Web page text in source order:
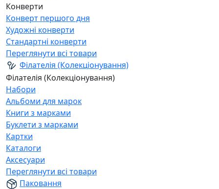
Конверти
Конверт першого дня
Художні конверти
Стандартні конверти
Переглянути всі товари
Філателія (Колекціонування)
Філателія (Колекціонування)
Набори
Альбоми для марок
Книги з марками
Буклети з марками
Картки
Каталоги
Аксесуари
Переглянути всі товари
Паковання